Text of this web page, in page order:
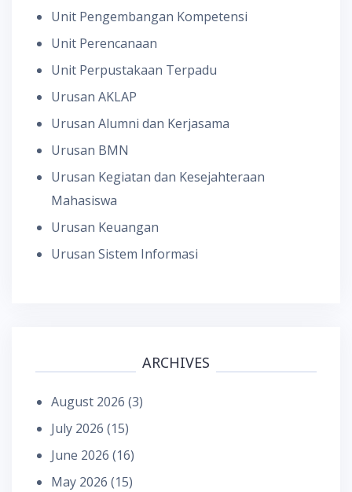
Unit Pengembangan Kompetensi
Unit Perencanaan
Unit Perpustakaan Terpadu
Urusan AKLAP
Urusan Alumni dan Kerjasama
Urusan BMN
Urusan Kegiatan dan Kesejahteraan
Mahasiswa
Urusan Keuangan
Urusan Sistem Informasi
ARCHIVES
August 2026 (3)
July 2026 (15)
June 2026 (16)
May 2026 (15)